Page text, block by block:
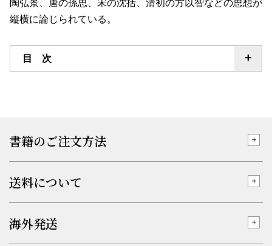
陶弘景、唐の孫思、宋の沈括、清初の方以智などの思想が
縦横に論じられている。
目 次
書籍のご注文方法
送料について
海外発送